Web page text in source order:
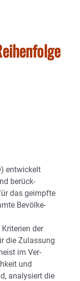
ent­wickelt
be­rück­
das ge­impfte
Be­völke­
der
die Zu­las­sung
im Ver­
und
analysiert die